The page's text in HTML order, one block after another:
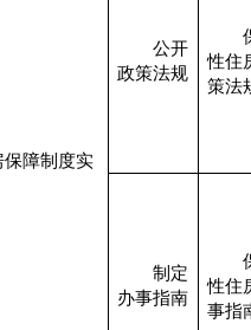
障制度实
公开
政策法规
性住
策法
制定
办事指南
性住
事指